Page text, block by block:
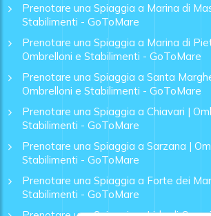
Prenotare una Spiaggia a Marina di
Stabilimenti - GoToMare
Prenotare una Spiaggia a Marina di
Ombrelloni e Stabilimenti - GoToMare
Prenotare una Spiaggia a Santa
Ombrelloni e Stabilimenti - GoToMare
Prenotare una Spiaggia a Chiavari |
Stabilimenti - GoToMare
Prenotare una Spiaggia a Sarzana |
Stabilimenti - GoToMare
Prenotare una Spiaggia a Forte dei
Stabilimenti - GoToMare